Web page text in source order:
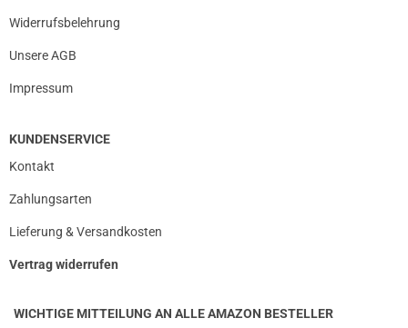
Widerrufsbelehrung
Unsere AGB
Impressum
KUNDENSERVICE
Kontakt
Zahlungsarten
Lieferung & Versandkosten
Vertrag widerrufen
WICHTIGE MITTEILUNG AN ALLE AMAZON BESTELLER